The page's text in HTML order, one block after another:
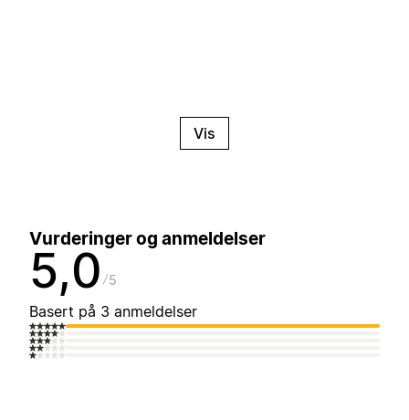
Vis
Vurderinger og anmeldelser
5,0 5
Basert på 3 anmeldelser